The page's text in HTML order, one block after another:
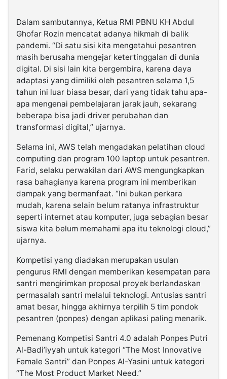
Dalam sambutannya, Ketua RMI PBNU KH Abdul
Ghofar Rozin mencatat adanya hikmah di balik
pandemi. “Di satu sisi kita mengetahui pesantren
masih berusaha mengejar ketertinggalan di dunia
digital. Di sisi lain kita bergembira, karena daya
adaptasi yang dimiliki oleh pesantren selama 1,5
tahun ini luar biasa besar, dari yang tidak tahu apa-
apa mengenai pembelajaran jarak jauh, sekarang
beberapa bisa jadi driver perubahan dan
transformasi digital,” ujarnya.
Selama ini, AWS telah mengadakan pelatihan cloud
computing dan program 100 laptop untuk pesantren.
Farid, selaku perwakilan dari AWS mengungkapkan
rasa bahagianya karena program ini memberikan
dampak yang bermanfaat. “Ini bukan perkara
mudah, karena selain belum ratanya infrastruktur
seperti internet atau komputer, juga sebagian besar
siswa kita belum memahami apa itu teknologi cloud,”
ujarnya.
Kompetisi yang diadakan merupakan usulan
pengurus RMI dengan memberikan kesempatan para
santri mengirimkan proposal proyek berlandaskan
permasalah santri melalui teknologi. Antusias santri
amat besar, hingga akhirnya terpilih 5 tim pondok
pesantren (ponpes) dengan aplikasi paling menarik.
Pemenang Kompetisi Santri 4.0 adalah Ponpes Putri
Al-Badi’iyyah untuk kategori “The Most Innovative
Female Santri” dan Ponpes Al-Yasini untuk kategori
“The Most Product Market Need.”